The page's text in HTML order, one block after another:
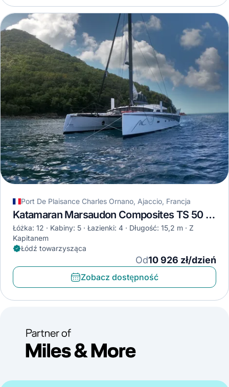
Port De Plaisance Charles Ornano, Ajaccio, Francja
Katamaran Marsaudon Composites TS 50 · 2020
Łóżka: 12 Kabiny: 5 Łazienki: 4 Długość: 15,2 m
Z
Kapitanem
Łódź towarzysząca
Od10 926 zł/dzień
Zobacz dostępność